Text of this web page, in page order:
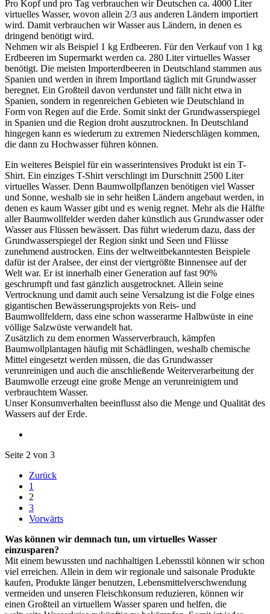
Pro Kopf und pro Tag verbrauchen wir Deutschen ca. 4000 Liter
virtuelles Wasser, wovon allein 2/3 aus anderen Ländern importiert
wird. Damit verbrauchen wir Wasser aus Ländern, in denen es
dringend benötigt wird.
Nehmen wir als Beispiel 1 kg Erdbeeren. Für den Verkauf von 1 kg
Erdbeeren im Supermarkt werden ca. 280 Liter virtuelles Wasser
benötigt. Die meisten Importerdbeeren in Deutschland stammen aus
Spanien und werden in ihrem Importland täglich mit Grundwasser
beregnet. Ein Großteil davon verdunstet und fällt nicht etwa in
Spanien, sondern in regenreichen Gebieten wie Deutschland in
Form von Regen auf die Erde. Somit sinkt der Grundwasserspiegel
in Spanien und die Region droht auszutrocknen. In Deutschland
hingegen kann es wiederum zu extremen Niederschlägen kommen,
die dann zu Hochwasser führen können.
Ein weiteres Beispiel für ein wasserintensives Produkt ist ein T-
Shirt. Ein einziges T-Shirt verschlingt im Durschnitt 2500 Liter
virtuelles Wasser. Denn Baumwollpflanzen benötigen viel Wasser
und Sonne, weshalb sie in sehr heißen Ländern angebaut werden, in
denen es kaum Wasser gibt und es wenig regnet. Mehr als die Hälfte
aller Baumwollfelder werden daher künstlich aus Grundwasser oder
Wasser aus Flüssen bewässert. Das führt wiederum dazu, dass der
Grundwasserspiegel der Region sinkt und Seen und Flüsse
zunehmend austrocken. Eins der weltweitbekanntesten Beispiele
dafür ist der Aralsee, der einst der viertgrößte Binnensee auf der
Welt war. Er ist innerhalb einer Generation auf fast 90%
geschrumpft und fast gänzlich ausgetrocknet. Allein seine
Vertrocknung und damit auch seine Versalzung ist die Folge eines
gigantischen Bewässerungsprojekts von Reis- und
Baumwollfeldern, dass eine schon wasserarme Halbwüste in eine
völlige Salzwüste verwandelt hat.
Zusätzlich zu dem enormen Wasserverbrauch, kämpfen
Baumwollplantagen häufig mit Schädlingen, weshalb chemische
Mittel eingesetzt werden müssen, die das Grundwasser
verunreinigen und auch die anschließende Weiterverarbeitung der
Baumwolle erzeugt eine große Menge an verunreinigtem und
verbrauchtem Wasser.
Unser Konsumverhalten beeinflusst also die Menge und Qualität des
Wassers auf der Erde.
Seite 2 von 3
Zurück
1
2
3
Vorwärts
Was können wir demnach tun, um virtuelles Wasser
einzusparen?
Mit einem bewussten und nachhaltigen Lebensstil können wir schon
viel erreichen. Allein in dem wir regionale und saisonale Produkte
kaufen, Produkte länger benutzen, Lebensmittelverschwendung
vermeiden und unseren Fleischkonsum reduzieren, können wir
einen Großteil an virtuellem Wasser sparen und helfen, die